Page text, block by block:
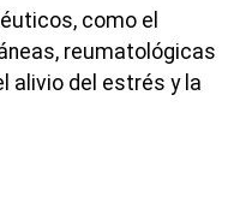
como el
reumatológicas
alivio del estrés y la